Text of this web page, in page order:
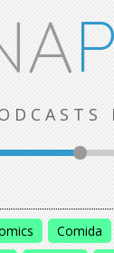
Comida